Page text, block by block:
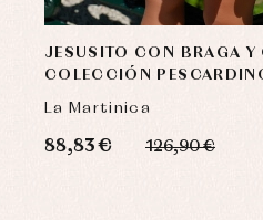
JESUSITO CON BRAGA Y
COLECCIÓN
La Martinica
88,83 € 126,90 €